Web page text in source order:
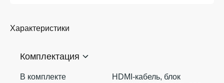
Характеристики
Комплектация
В комплекте
HDMI-кабель, блок